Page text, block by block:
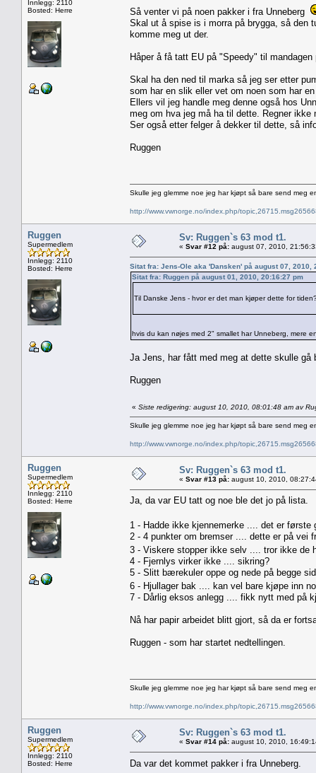
Innlegg: 2110
Bosted: Herre
Så venter vi på noen pakker i fra Unneberg
Skal ut å spise is i morra på brygga, så den
komme meg ut der.
Håper å få tatt EU på "Speedy" til
Skal ha den ned til marka så jeg ser etter
som har en slik eller vet om noen som har
Ellers vil jeg handle meg denne også hos
meg om hva jeg må ha til dette. Regner
Ser også etter felger å dekker til dette, så
Ruggen
Skulle jeg glemme noe jeg har kjøpt så bare send meg
http://www.vwnorge.no/index.php/
Ruggen
Supermedlem
Innlegg: 2110
Bosted: Herre
Sv: Ruggen`s 63 mod t1.
« Svar #12 på: august 07, 2010,
Sitat fra: Jens-Ole aka 'Dansken' på august 07, 2010,
Sitat fra: Ruggen på august 01, 2010, 20:16:27 pm
Til Danske Jens - hvor er det man kjøper dette for
hvis du kan nøjes med 2" smallet har Unneberg, mere
Ja Jens, har fått med meg at dette skulle gå
Ruggen
« Siste redigering: august 10, 2010, 08:01:48 am av
Skulle jeg glemme noe jeg har kjøpt så bare send meg
http://www.vwnorge.no/index.php/
Ruggen
Supermedlem
Innlegg: 2110
Bosted: Herre
Sv: Ruggen`s 63 mod t1.
« Svar #13 på: august 10, 2010,
Ja, da var EU tatt og noe ble det jo på lista.
1 - Hadde ikke kjennemerke .... det er
2 - 4 punkter om bremser .... dette er på vei
3 - Viskere stopper ikke selv .... tror ikke de
4 - Fjernlys virker ikke .... sikring?
5 - Slitt bærekuler oppe og nede på begge
6 - Hjullager bak .... kan vel bare kjøpe inn
7 - Dårlig eksos anlegg .... fikk nytt med på
Nå har papir arbeidet blitt gjort, så da er
Ruggen - som har startet nedtellingen.
Skulle jeg glemme noe jeg har kjøpt så bare send meg
http://www.vwnorge.no/index.php/
Ruggen
Supermedlem
Innlegg: 2110
Bosted: Herre
Sv: Ruggen`s 63 mod t1.
« Svar #14 på: august 10, 2010,
Da var det kommet pakker i fra Unneberg.